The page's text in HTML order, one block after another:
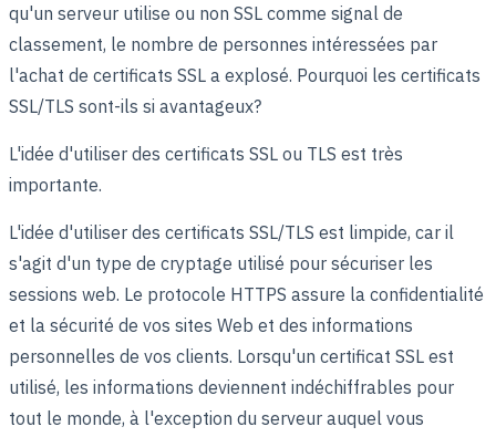
qu'un serveur utilise ou non SSL comme signal de
classement, le nombre de personnes intéressées par
l'achat de certificats SSL a explosé. Pourquoi les certificats
SSL/TLS sont-ils si avantageux?
L'idée d'utiliser des certificats SSL ou TLS est très
importante.
L'idée d'utiliser des certificats SSL/TLS est limpide, car il
s'agit d'un type de cryptage utilisé pour sécuriser les
sessions web. Le protocole HTTPS assure la confidentialité
et la sécurité de vos sites Web et des informations
personnelles de vos clients. Lorsqu'un certificat SSL est
utilisé, les informations deviennent indéchiffrables pour
tout le monde, à l'exception du serveur auquel vous